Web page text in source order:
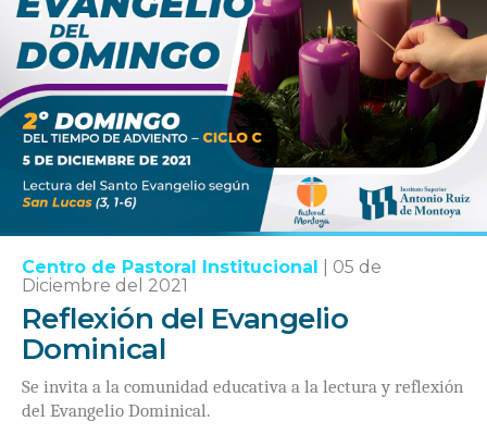
Centro de Pastoral Institucional
05 de
Diciembre del 2021
Reflexión del Evangelio
Dominical
Se invita a la comunidad educativa a la lectura y reflexión
del Evangelio Dominical.